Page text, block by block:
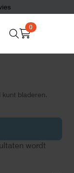
0
bladeren.
wordt
en meten